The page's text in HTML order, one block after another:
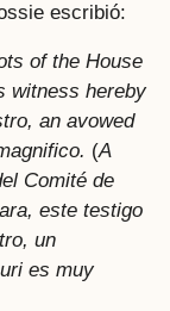
escribió:
of the House
witness hereby
an avowed
(A
Comité de
este testigo
un
es muy